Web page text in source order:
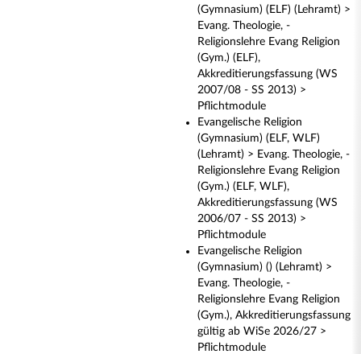
(Gymnasium) (ELF) (Lehramt) >
Evang. Theologie, -
Religionslehre Evang Religion
(Gym.) (ELF),
Akkreditierungsfassung (WS
2007/08 - SS 2013) >
Pflichtmodule
Evangelische Religion
(Gymnasium) (ELF, WLF)
(Lehramt) > Evang. Theologie, -
Religionslehre Evang Religion
(Gym.) (ELF, WLF),
Akkreditierungsfassung (WS
2006/07 - SS 2013) >
Pflichtmodule
Evangelische Religion
(Gymnasium) () (Lehramt) >
Evang. Theologie, -
Religionslehre Evang Religion
(Gym.), Akkreditierungsfassung
gültig ab WiSe 2026/27 >
Pflichtmodule